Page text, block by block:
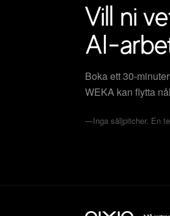
Vill ni
AI-
Boka ett 30-
WEKA kan flytta
Inga säljpitcher. En